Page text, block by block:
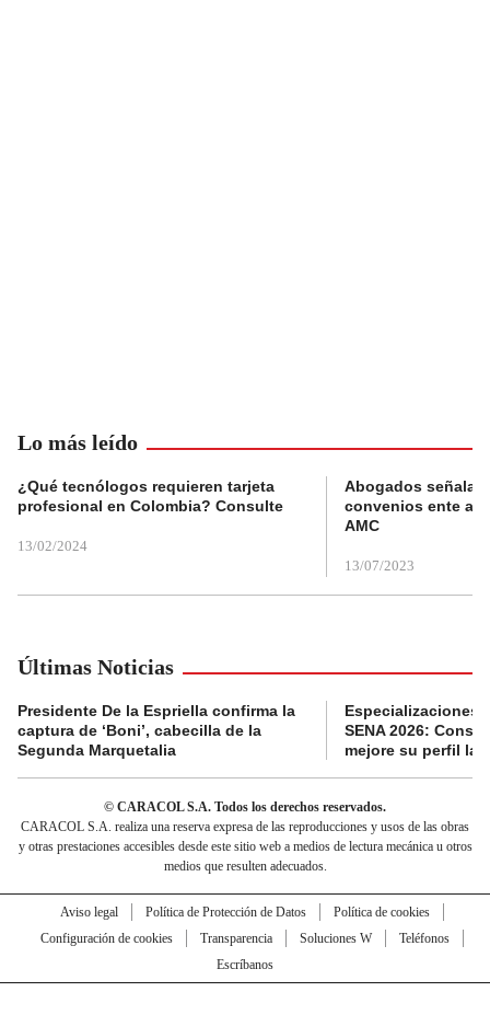
Lo más leído
¿Qué tecnólogos requieren tarjeta
profesional en Colombia? Consulte
13/02/2024
Abogados
convenios ente
AMC
13/07/2023
Últimas Noticias
Presidente De la Espriella confirma la
captura de ‘Boni’, cabecilla de la
Segunda Marquetalia
Especializaciones
SENA 2026:
mejore su perfil
© CARACOL S.A. Todos los derechos reservados.
CARACOL S.A. realiza una reserva expresa de las reproducciones y usos de las obras
y otras prestaciones accesibles desde este sitio web a medios de lectura mecánica u otros
medios que resulten adecuados.
Aviso legal Política de Protección de Datos
Política de cookies
Configuración de cookies
Transparencia Soluciones W
Teléfonos
Escríbanos